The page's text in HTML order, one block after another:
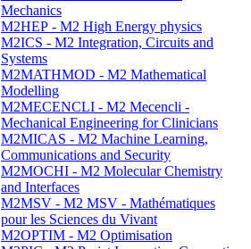
Mechanics
M2HEP - M2 High Energy physics
M2ICS - M2 Integration, Circuits and
Systems
M2MATHMOD - M2 Mathematical
Modelling
M2MECENCLI - M2 Mecencli -
Mechanical Engineering for Clinicians
M2MICAS - M2 Machine Learning,
Communications and Security
M2MOCHI - M2 Molecular Chemistry
and Interfaces
M2MSV - M2 MSV - Mathématiques
pour les Sciences du Vivant
M2OPTIM - M2 Optimisation